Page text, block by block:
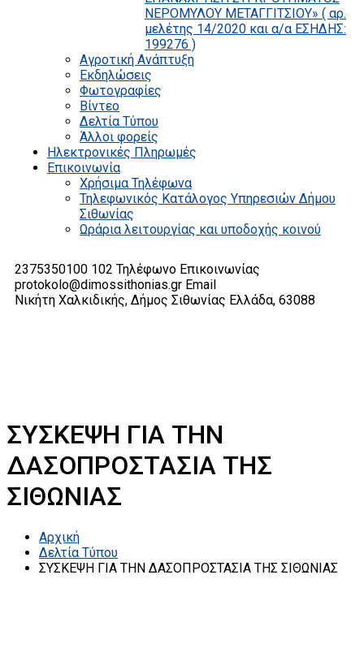
ΝΕΡΟΜΥΛΟΥ ΜΕΤΑΓΓΙΤΣΙΟΥ» ( αρ.
μελέτης 14/2020 και α/α ΕΣΗΔΗΣ:
199276 )
Αγροτική Ανάπτυξη
Εκδηλώσεις
Φωτογραφίες
Βίντεο
Δελτία Τύπου
Άλλοι φορείς
Ηλεκτρονικές Πληρωμές
Επικοινωνία
Χρήσιμα Τηλέφωνα
Τηλεφωνικός Κατάλογος Υπηρεσιών Δήμου
Σιθωνίας
Ωράρια λειτουργίας και υποδοχής κοινού
2375350100 102 Τηλέφωνο Επικοινωνίας
protokolo@dimossithonias.gr Email
Νικήτη Χαλκιδικής, Δήμος Σιθωνίας Ελλάδα, 63088
ΣΥΣΚΕΨΗ ΓΙΑ ΤΗΝ
ΔΑΣΟΠΡΟΣΤΑΣΙΑ ΤΗΣ
ΣΙΘΩΝΙΑΣ
Αρχική
Δελτία Τύπου
ΣΥΣΚΕΨΗ ΓΙΑ ΤΗΝ ΔΑΣΟΠΡΟΣΤΑΣΙΑ ΤΗΣ ΣΙΘΩΝΙΑΣ